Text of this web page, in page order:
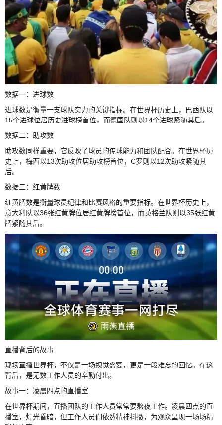
数据一：进球数
进球数是衡量一支球队实力的关键指标。在世界杯历史上，巴西队以
15个进球位居历史进球榜首位，而德国队则以14个进球紧随其后。
数据二：助攻数
助攻数同样重要，它反映了球员的传球能力和团队配合。在世界杯历
史上，梅西以13次助攻位居助攻榜首位，C罗则以12次助攻紧随其
后。
数据三：红黄牌数
红黄牌数是衡量球员纪律和比赛风格的重要指标。在世界杯历史上，
意大利队以36张红黄牌位居红黄牌榜首位，而英格兰队则以35张红黄
牌紧随其后。
直播背后的故事
现场直播世界杯，不仅是一场视觉盛宴，更是一段难忘的回忆。在这
背后，是无数工作人员的辛勤付出。
故事一：凌晨四点的直播室
在世界杯期间，直播团队的工作人员常常要熬夜工作。凌晨四点的直
播室，灯光昏暗，但工作人员们依然精神抖擞，为观众呈现一场场精